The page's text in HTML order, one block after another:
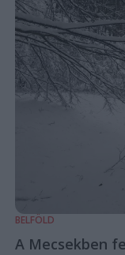
BELFÖLD
A Mecsekben